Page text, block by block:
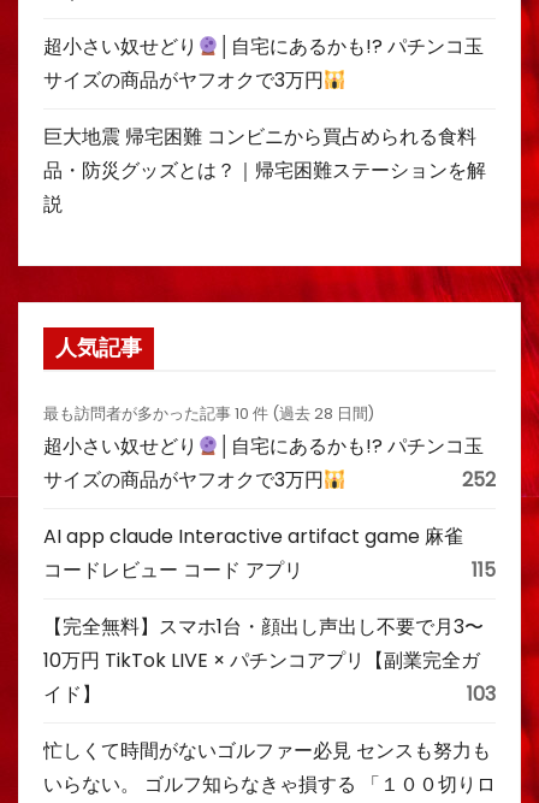
超小さい奴せどり
│自宅にあるかも!? パチンコ玉
サイズの商品がヤフオクで3万円
巨大地震 帰宅困難 コンビニから買占められる食料
品・防災グッズとは？｜帰宅困難ステーションを解
説
人気記事
最も訪問者が多かった記事 10 件 (過去 28 日間)
超小さい奴せどり
│自宅にあるかも!? パチンコ玉
サイズの商品がヤフオクで3万円
252
AI app claude Interactive artifact game 麻雀
コードレビュー コード アプリ
115
【完全無料】スマホ1台・顔出し声出し不要で月3〜
10万円 TikTok LIVE × パチンコアプリ【副業完全ガ
イド】
103
忙しくて時間がないゴルファー必見 センスも努力も
いらない。 ゴルフ知らなきゃ損する 「１００切りロ